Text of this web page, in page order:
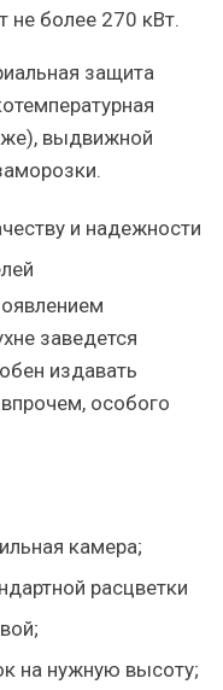
не более 270 кВт.
защита
выдвижной
заведется
издавать
особого
камера;
расцветки
на нужную высоту;